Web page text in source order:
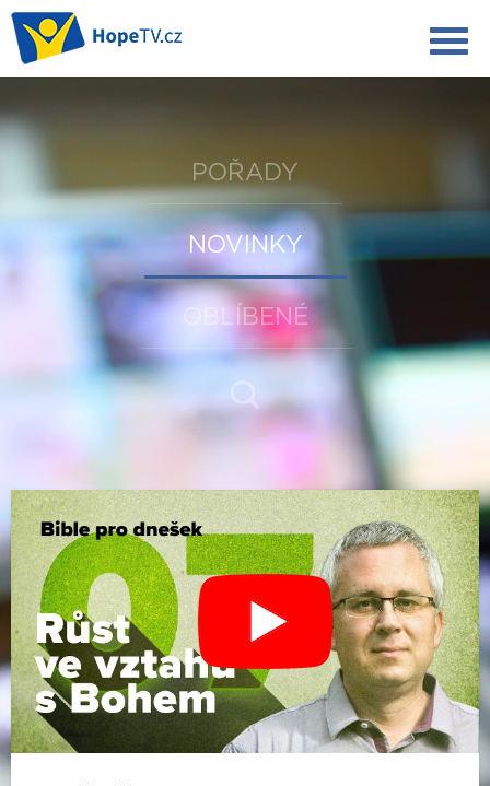
POŘADY
NOVINKY
OBLÍBENÉ